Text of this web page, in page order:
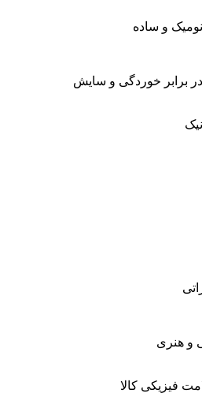
و ساده
در برابر خوردگی و سایش
و هنری
فیزیکی کالا